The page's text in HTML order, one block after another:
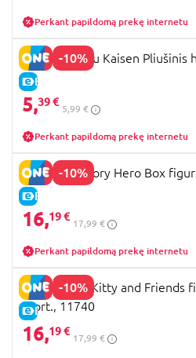
Perkant papildomą prekę internetu
-10%
E-KAINA
YUME Jujutsu Kaisen Pliušinis
5,39 €
5,99 €
Perkant papildomą prekę internetu
-10%
E-KAINA
YUME Toy Story Hero Box
16,19 €
17,99 €
Perkant papildomą prekę internetu
-10%
E-KAINA
YUME Hello Kitty and Friends
asort., 11740
16,19 €
17,99 €